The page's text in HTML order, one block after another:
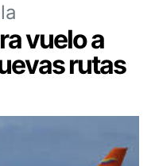
vuelo a
rutas